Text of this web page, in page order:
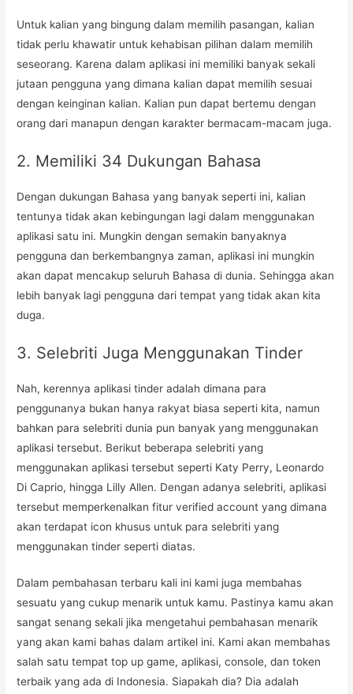
Untuk kalian yang bingung dalam memilih pasangan, kalian
tidak perlu khawatir untuk kehabisan pilihan dalam memilih
seseorang. Karena dalam aplikasi ini memiliki banyak sekali
jutaan pengguna yang dimana kalian dapat memilih sesuai
dengan keinginan kalian. Kalian pun dapat bertemu dengan
orang dari manapun dengan karakter bermacam-macam juga.
2. Memiliki 34 Dukungan Bahasa
Dengan dukungan Bahasa yang banyak seperti ini, kalian
tentunya tidak akan kebingungan lagi dalam menggunakan
aplikasi satu ini. Mungkin dengan semakin banyaknya
pengguna dan berkembangnya zaman, aplikasi ini mungkin
akan dapat mencakup seluruh Bahasa di dunia. Sehingga akan
lebih banyak lagi pengguna dari tempat yang tidak akan kita
duga.
3. Selebriti Juga Menggunakan Tinder
Nah, kerennya aplikasi tinder adalah dimana para
penggunanya bukan hanya rakyat biasa seperti kita, namun
bahkan para selebriti dunia pun banyak yang menggunakan
aplikasi tersebut. Berikut beberapa selebriti yang
menggunakan aplikasi tersebut seperti Katy Perry, Leonardo
Di Caprio, hingga Lilly Allen. Dengan adanya selebriti, aplikasi
tersebut memperkenalkan fitur verified account yang dimana
akan terdapat icon khusus untuk para selebriti yang
menggunakan tinder seperti diatas.
Dalam pembahasan terbaru kali ini kami juga membahas
sesuatu yang cukup menarik untuk kamu. Pastinya kamu akan
sangat senang sekali jika mengetahui pembahasan menarik
yang akan kami bahas dalam artikel ini. Kami akan membahas
salah satu tempat top up game, aplikasi, console, dan token
terbaik yang ada di Indonesia. Siapakah dia? Dia adalah